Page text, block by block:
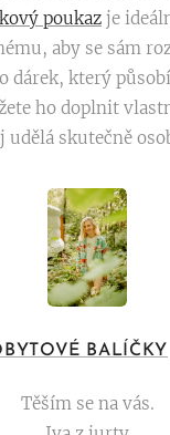
poukaz je
aby se sám
dárek, který
ho doplnit
skutečně
BALÍČKY
Těším se na vás.